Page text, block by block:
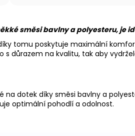
směsi bavlny a polyesteru, je
tomu poskytuje maximální
s důrazem na kvalitu, tak aby
na dotek díky směsi bavlny a
optimální pohodlí a odolnost.